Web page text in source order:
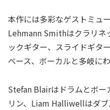
本作には多彩なゲストミュ
Lehmann Smithはクラリネ
ックギター、スライドギタ
ベース、ボーカルと多岐に
Stefan Blairはドラムとボー
リン、Liam Halliwellはダ